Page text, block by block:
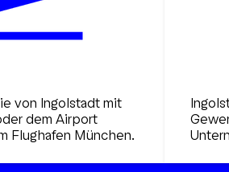
von Ingolstadt mit
dem Airport
Flughafen München.